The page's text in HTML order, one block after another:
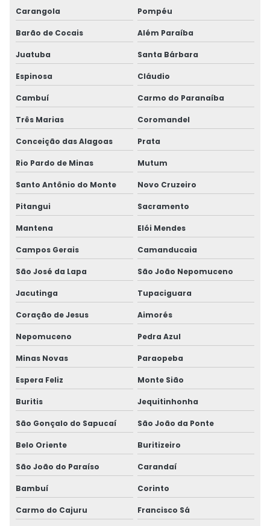
Carangola Pompéu
Barão de Cocais Além Paraíba
Juatuba Santa Bárbara
Espinosa Cláudio
Cambuí Carmo do Paranaíba
Três Marias Coromandel
Conceição das Alagoas Prata
Rio Pardo de Minas Mutum
Santo Antônio do Monte Novo Cruzeiro
Pitangui Sacramento
Mantena Elói Mendes
Campos Gerais Camanducaia
São José da Lapa São João Nepomuceno
Jacutinga Tupaciguara
Coração de Jesus Aimorés
Nepomuceno Pedra Azul
Minas Novas Paraopeba
Espera Feliz Monte Sião
Buritis Jequitinhonha
São Gonçalo do Sapucaí São João da Ponte
Belo Oriente Buritizeiro
São João do Paraíso Carandaí
Bambuí Corinto
Carmo do Cajuru Francisco Sá